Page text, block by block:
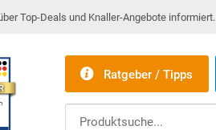
Top-Deals und Knaller-Angebote informiert.
Ratgeber / Tipps